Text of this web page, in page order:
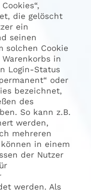
die gelöscht
ein
seinen
solchen Cookie
in
Login-Status
oder
bezeichnet,
des
So kann z.B.
werden,
mehreren
in einem
der Nutzer
werden. Als